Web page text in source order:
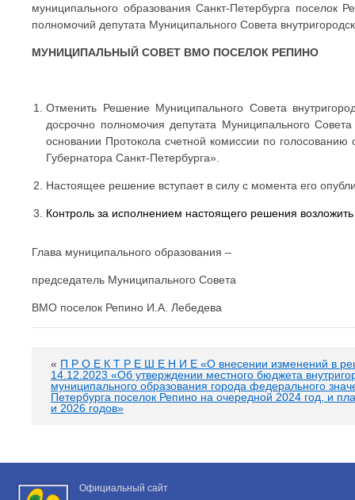
муниципального образования Санкт-Петербурга
полномочий депутата Муниципального Совета
МУНИЦИПАЛЬНЫЙ СОВЕТ ВМО ПОСЕЛОК РЕПИНО
Отменить Решение Муниципального Совета
досрочно полномочия депутата Муниципального
основании Протокола счетной комиссии по
Губернатора Санкт-Петербурга».
Настоящее решение вступает в силу с момента его
Контроль за исполнением настоящего решения
Глава муниципального образования –
председатель Муниципального Совета
ВМО поселок Репино И.А. Лебедева
« П Р О Е К Т Р Е Ш Е Н И Е «О внесении изменений в
14.12.2023 «Об утверждении местного бюджета
муниципального образования города федерального
Петербурга поселок Репино на очередной 2024 год, и
и 2026 годов»
Официальный сайт